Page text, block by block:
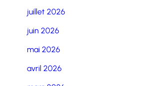
juillet 2026
juin 2026
mai 2026
avril 2026